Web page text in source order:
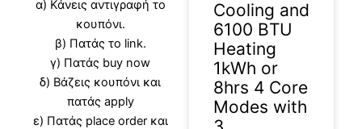
α) Κάνεις αντιγραφή το
κουπόνι.
β) Πατάς το link.
γ) Πατάς buy now
δ) Βάζεις κουπόνι και
πατάς apply
ε) Πατάς place order και
Cooling and
6100 BTU
Heating
1kWh or
8hrs 4 Core
Modes with